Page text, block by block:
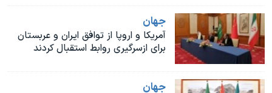
جهان
آمریکا و اروپا از توافق ایران و عربستان
برای از‌سرگیری روابط استقبال کردند
جهان